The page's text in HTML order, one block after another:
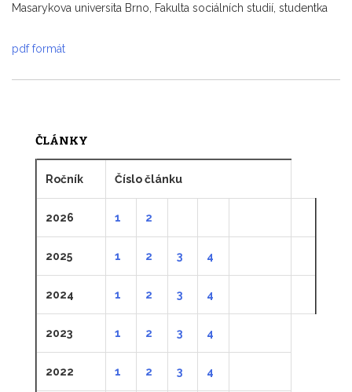
Masarykova universita Brno, Fakulta sociálních studií, studentka
pdf formát
ČLÁNKY
Ročník Číslo článku
2026 1 2
2025 1 2 3 4
2024 1 2 3 4
2023 1 2 3 4
2022 1 2 3 4